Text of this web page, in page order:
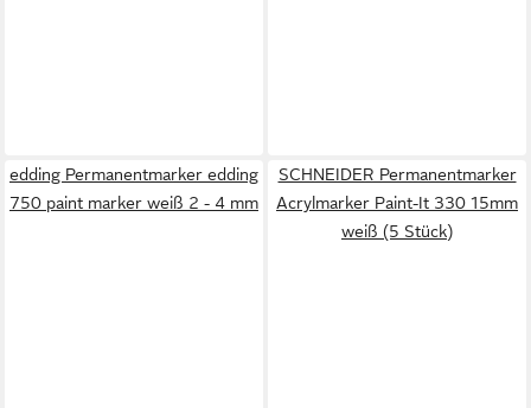
edding Permanentmarker edding
750 paint marker weiß 2 - 4 mm
SCHNEIDER Permanentmarker
Acrylmarker Paint-It 330 15mm
weiß (5 Stück)